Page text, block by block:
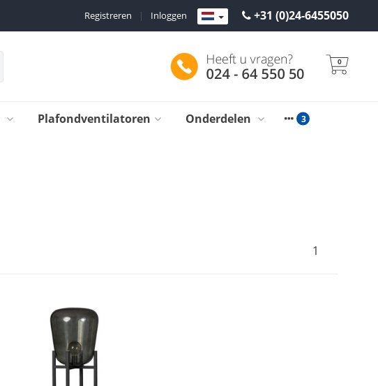
+31 (0)24-6455050
Inloggen
|
Registreren
0
Plafondventilatoren Onderdelen
1